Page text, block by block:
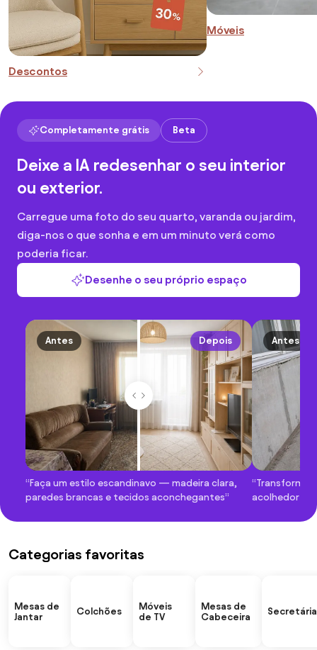
Descontos
Móveis
Completamente grátis Beta
Deixe a IA redesenhar o seu interior
ou exterior.
Carregue uma foto do seu quarto, varanda ou jardim,
diga-nos o que sonha e em um minuto verá como
poderia ficar.
Desenhe o seu próprio espaço
Antes Depois
“Faça um estilo escandinavo — madeira clara,
paredes brancas e tecidos aconchegantes”
Antes
“Transforme
acolhedor
Categorias favoritas
Mesas de
Jantar
Colchões
Móveis
de TV
Mesas de
Cabeceira